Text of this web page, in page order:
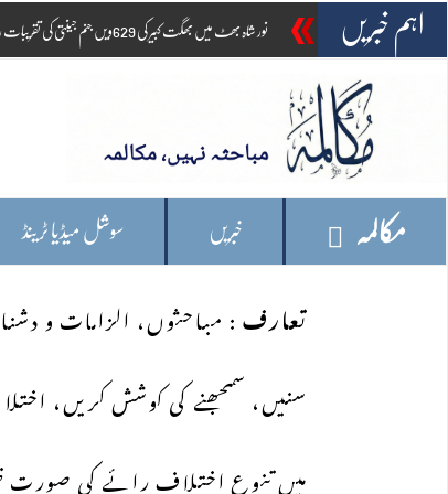
اہم خبریں نور شاہ بھٹ میں بھگت کبیر کی 629ویں جنم جینتی کی تقریبات روحانی وقار اور بین المذاہب ہم آہنگی کے ساتھ اختتام پذیر
مکالمہ خبریں سوشل میڈیا ٹرینڈ
تعارف: مباحثوں، الزامات و
سنیں، سمجھنے کی کوشش کریں،
میں تنوع اختلاف رائے کی صورت